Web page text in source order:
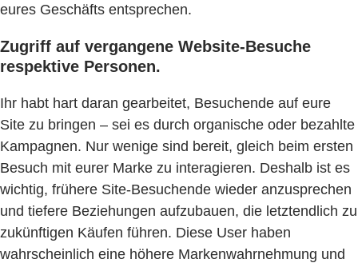
eures Geschäfts entsprechen.
Zugriff auf vergangene Website-Besuche
respektive Personen.
Ihr habt hart daran gearbeitet, Besuchende auf eure
Site zu bringen – sei es durch organische oder bezahlte
Kampagnen. Nur wenige sind bereit, gleich beim ersten
Besuch mit eurer Marke zu interagieren. Deshalb ist es
wichtig, frühere Site-Besuchende wieder anzusprechen
und tiefere Beziehungen aufzubauen, die letztendlich zu
zukünftigen Käufen führen. Diese User haben
wahrscheinlich eine höhere Markenwahrnehmung und